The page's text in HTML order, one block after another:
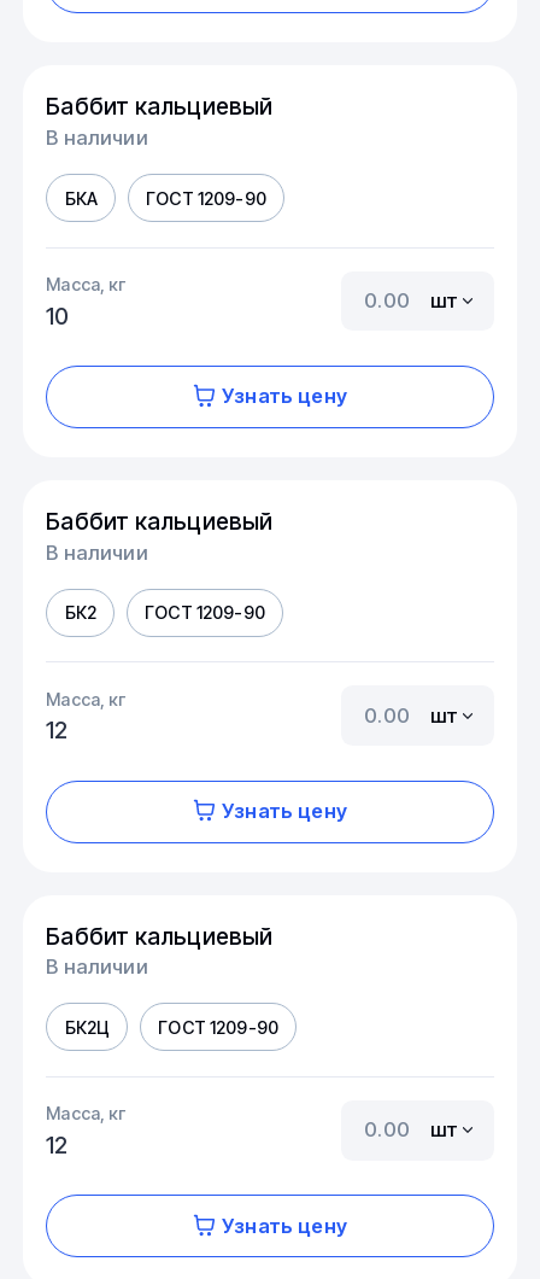
Баббит кальциевый
В наличии
БКА ГОСТ 1209-90
Масса, кг
10
шт
Узнать цену
Баббит кальциевый
В наличии
БК2 ГОСТ 1209-90
Масса, кг
12
шт
Узнать цену
Баббит кальциевый
В наличии
БК2Ц ГОСТ 1209-90
Масса, кг
12
шт
Узнать цену